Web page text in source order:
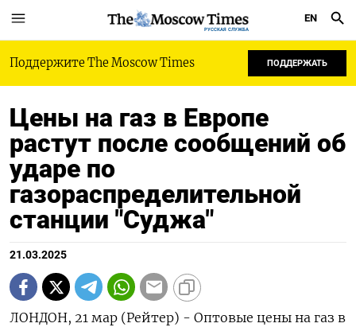
РУССКАЯ СЛУЖБА
EN
Поддержите The Moscow Times ПОДДЕРЖАТЬ
Цены на газ в Европе
растут после сообщений об
ударе по
газораспределительной
станции "Суджа"
21.03.2025
ЛОНДОН, 21 мар (Рейтер) - Оптовые цены на газ в